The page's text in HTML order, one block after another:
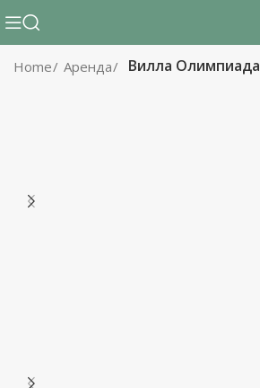
Home Аренда Вилла Олимпиада